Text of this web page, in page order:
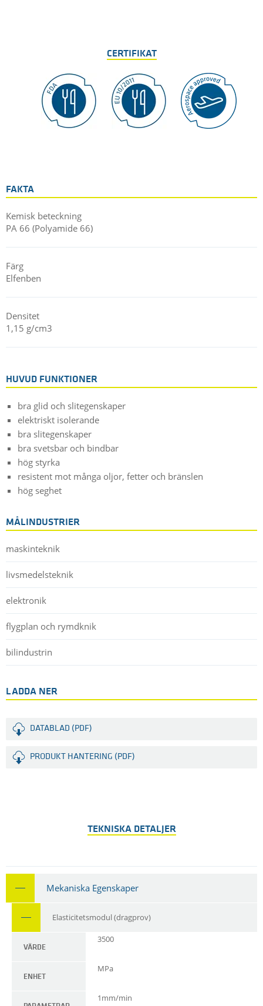
CERTIFIKAT
FAKTA
Kemisk beteckning
PA 66 (Polyamide 66)
Färg
Elfenben
Densitet
1,15 g/cm3
HUVUD FUNKTIONER
bra glid och slitegenskaper
elektriskt isolerande
bra slitegenskaper
bra svetsbar och bindbar
hög styrka
resistent mot många oljor, fetter och bränslen
hög seghet
MÅLINDUSTRIER
maskinteknik
livsmedelsteknik
elektronik
flygplan och rymdknik
bilindustrin
LADDA NER
DATABLAD (PDF)
PRODUKT HANTERING (PDF)
TEKNISKA DETALJER
Mekaniska Egenskaper
Elasticitetsmodul (dragprov)
VÄRDE
3500
ENHET
MPa
1mm/min